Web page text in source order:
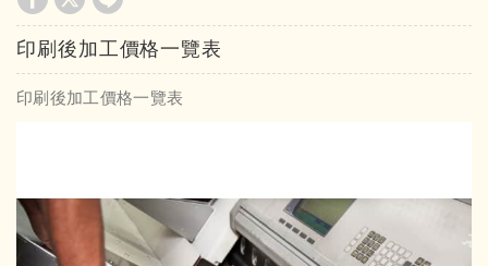
印刷後加工價格一覽表
印刷後加工價格一覽表